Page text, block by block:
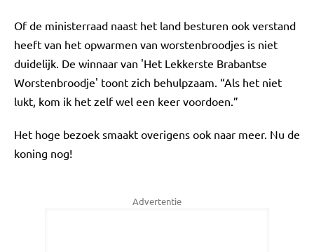
Of de ministerraad naast het land besturen ook verstand
heeft van het opwarmen van worstenbroodjes is niet
duidelijk. De winnaar van 'Het Lekkerste Brabantse
Worstenbroodje' toont zich behulpzaam. “Als het niet
lukt, kom ik het zelf wel een keer voordoen.”
Het hoge bezoek smaakt overigens ook naar meer. Nu de
koning nog!
Advertentie